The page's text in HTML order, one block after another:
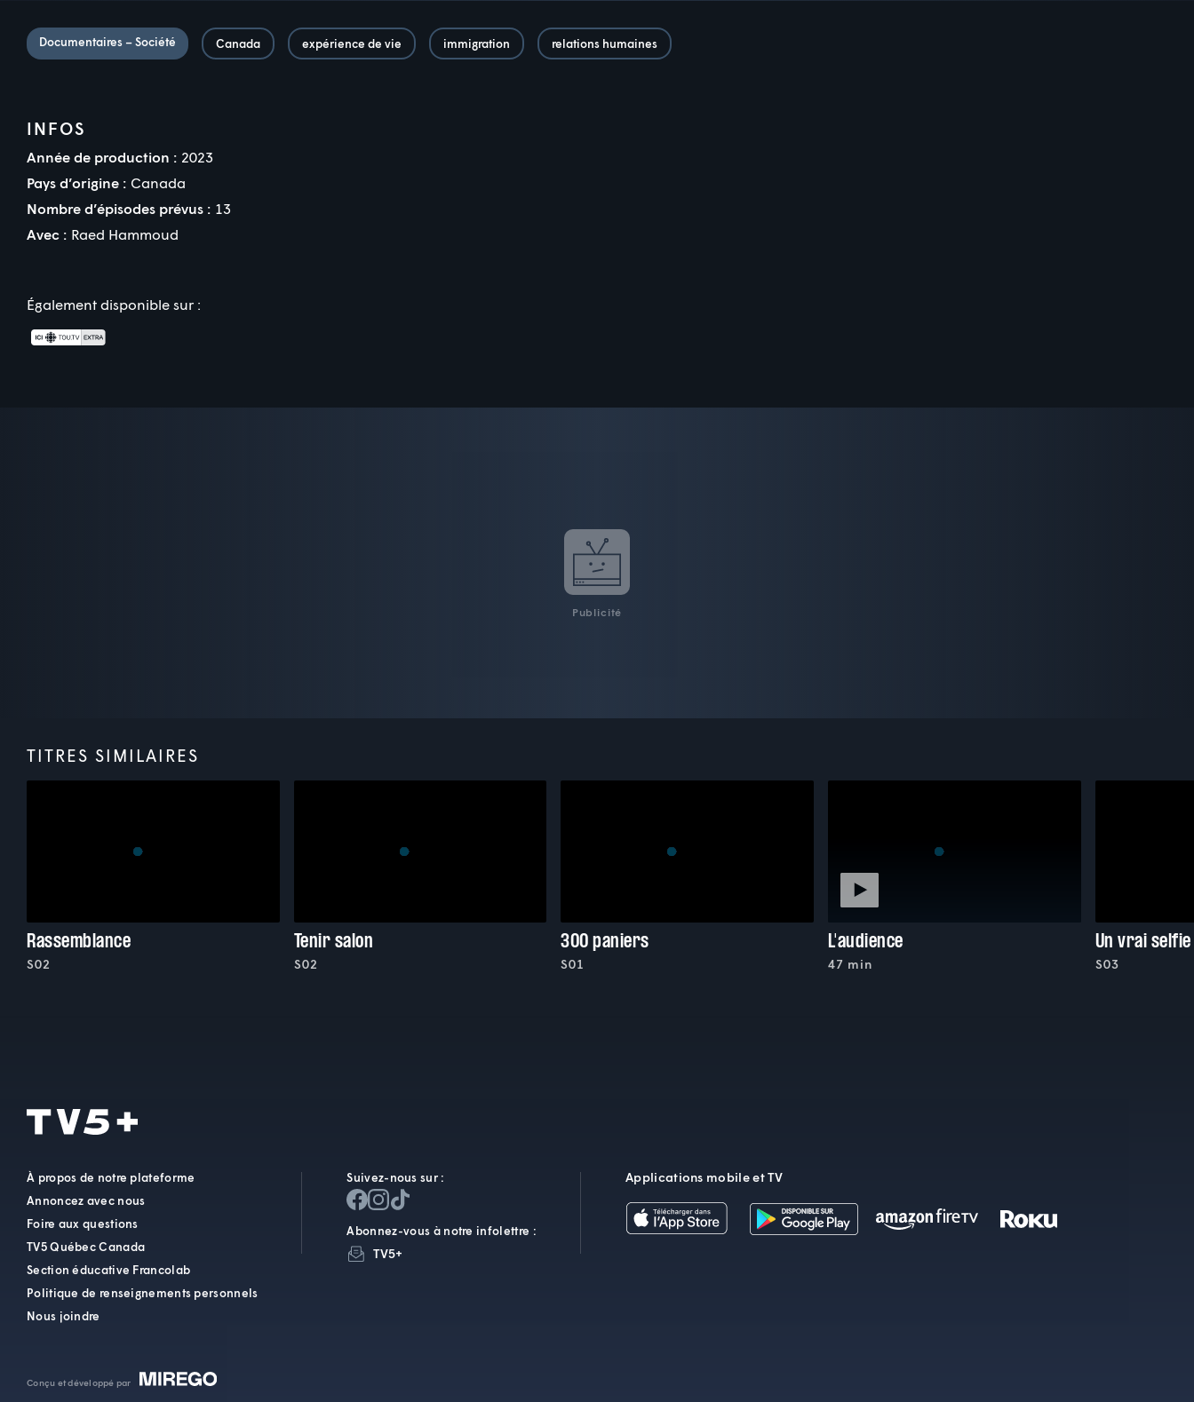
Documentaires – Société Canada expérience de vie immigration relations humaines
INFOS
Année de production : 2023
Pays d’origine : Canada
Nombre d’épisodes prévus : 13
Avec : Raed Hammoud
Également disponible sur :
Publicité
TITRES SIMILAIRES
Rassemblance
S02
Tenir salon
S02
300 paniers
S01
L'audience
47 min
Un vrai selfie
S03
À propos de notre plateforme
Annoncez avec nous
Foire aux questions
TV5 Québec Canada
Section éducative Francolab
Politique de renseignements personnels
Nous joindre
Suivez-nous sur :
Abonnez-vous à notre infolettre :
TV5+
Applications mobile et TV
Conçu et développé par